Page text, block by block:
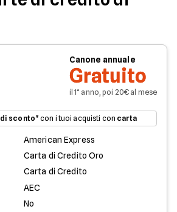
Canone annuale
Gratuito
il 1° anno, poi 20€ al mese
sconto* con i tuoi acquisti con carta
American Express
Carta di Credito Oro
Carta di Credito
AEC
No